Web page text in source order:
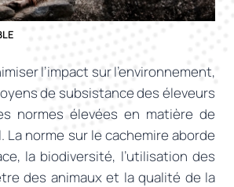
l’impact sur l’environnement,
de subsistance des éleveurs
normes élevées en matière de
La norme sur le cachemire aborde
la biodiversité, l’utilisation des
des animaux et la qualité de la